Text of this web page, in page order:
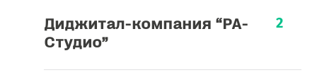
Диджитал-компания “РА-
Студио”
2